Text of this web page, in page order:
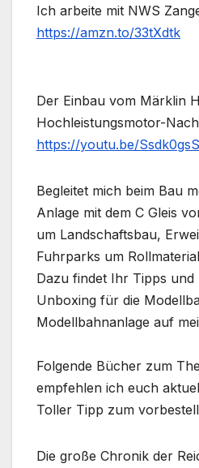
Ich arbeite mit NWS
https://amzn.to/33tXdtk
Der Einbau vom Märklin
Hochleistungsmotor-
https://youtu.be/
Begleitet mich beim Bau
Anlage mit dem C Gleis
um Landschaftsbau,
Fuhrparks um
Dazu findet Ihr Tipps und
Unboxing für die
Modellbahnanlage auf
Folgende Bücher zum
empfehlen ich euch
Toller Tipp zum
Die große Chronik der